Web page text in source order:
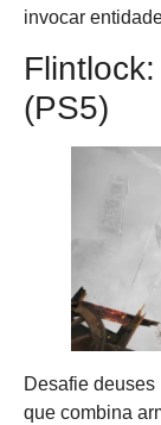
invocar
(PS5)
Desafie
que combina